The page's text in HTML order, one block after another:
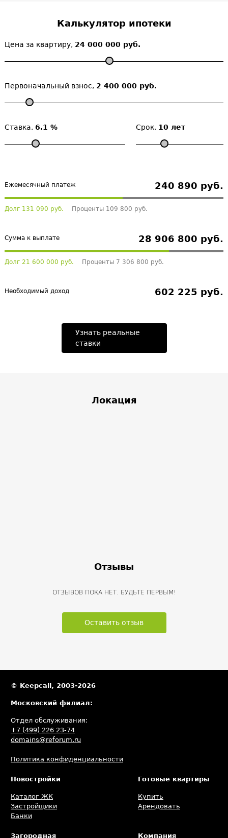
Калькулятор ипотеки
Цена за квартиру, 24 000 000 руб.
Первоначальный взнос, 2 400 000 руб.
Ставка, 6.1 % Срок, 10 лет
Ежемесячный платеж 240 890 руб.
Долг 131 090 руб. Проценты 109 800 руб.
Сумма к выплате 28 906 800 руб.
Долг 21 600 000 руб. Проценты 7 306 800 руб.
Необходимый доход 602 225 руб.
Узнать реальные
ставки
Локация
Отзывы
ОТЗЫВОВ ПОКА НЕТ. БУДЬТЕ ПЕРВЫМ!
Оставить отзыв
© Keepcall, 2003-2026
Московский филиал:
Отдел обслуживания:
+7 (499) 226 23-74
domains@reforum.ru
Политика конфиденциальности
Новостройки
Каталог ЖК
Застройщики
Банки
Готовые квартиры
Купить
Арендовать
Загородная Компания